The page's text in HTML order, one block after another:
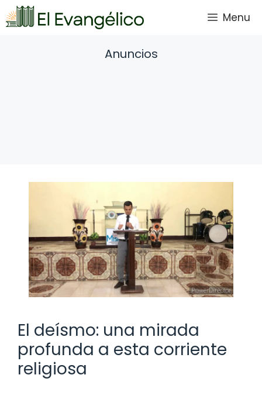
Saltar
al
Menu
Anuncios
El deísmo: una mirada
profunda a esta corriente
religiosa